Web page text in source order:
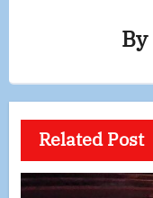
By
Related Post